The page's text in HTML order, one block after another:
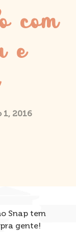
com
e
1, 2016
Snap tem
gente!